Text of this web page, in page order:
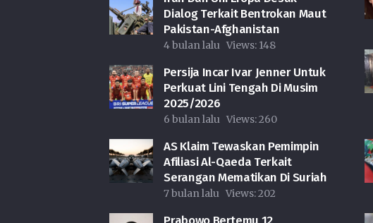
Dialog Terkait Bentrokan Maut
Pakistan-Afghanistan
4 bulan lalu Views: 148
Persija Incar Ivar Jenner Untuk
Perkuat Lini Tengah Di Musim
2025/2026
6 bulan lalu Views:260
AS Klaim Tewaskan Pemimpin
Afiliasi Al-Qaeda Terkait
Serangan Mematikan Di Suriah
7 bulan lalu Views:202